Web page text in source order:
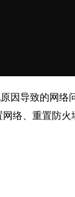
因导致的网络
络、重置防火